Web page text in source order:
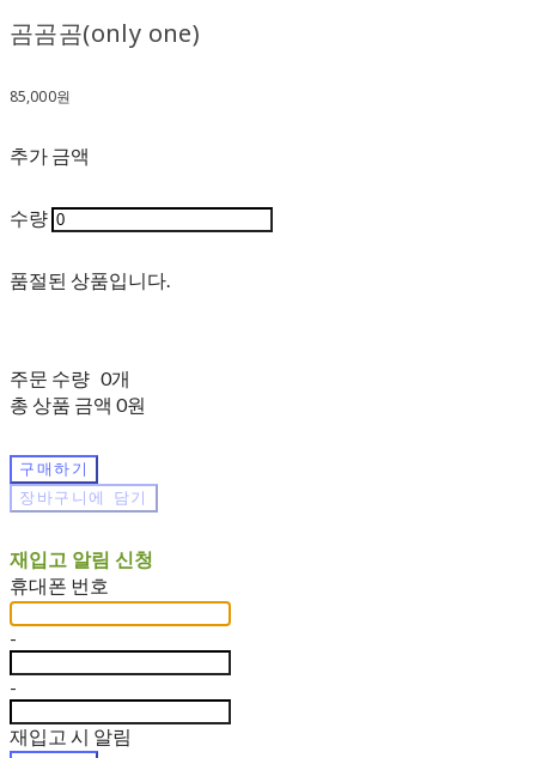
곰곰곰(only one)
85,000원
추가 금액
수량
품절된 상품입니다.
주문 수량 0개
총 상품 금액 0원
구매하기
장바구니에 담기
재입고 알림 신청
휴대폰 번호
-
-
재입고 시 알림